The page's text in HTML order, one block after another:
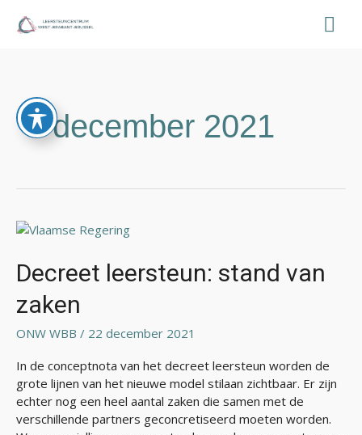
naar
december 2021
Decreet leersteun: stand van
zaken
ONW WBB / 22 december 2021
In de conceptnota van het decreet leersteun worden de
grote lijnen van het nieuwe model stilaan zichtbaar. Er zijn
echter nog een heel aantal zaken die samen met de
verschillende partners geconcretiseerd moeten worden.
Decreet
stand
van
zaken